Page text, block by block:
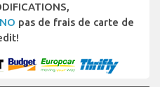
NO pas de frais de carte de